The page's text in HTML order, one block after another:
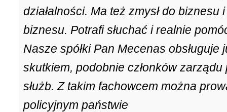
działalności. Ma też zmysł do
biznesu. Potrafi słuchać i realnie
Nasze spółki Pan Mecenas
skutkiem, podobnie członków
służb. Z takim fachowcem można
policyjnym państwie